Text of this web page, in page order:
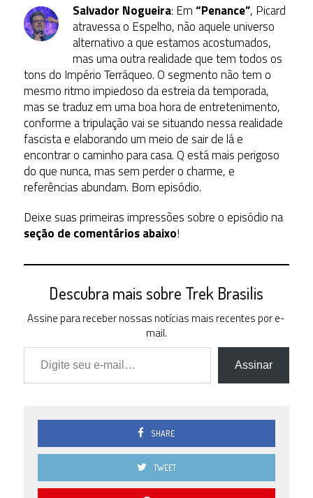
Salvador Nogueira: Em“Penance”, Picard
atravessa o Espelho, não aquele universo
alternativo a que estamos acostumados,
mas uma outra realidade que tem todos os
tons do Império Terráqueo. O segmento não tem o
mesmo ritmo impiedoso da estreia da temporada,
mas se traduz em uma boa hora de entretenimento,
conforme a tripulação vai se situando nessa realidade
fascista e elaborando um meio de sair de lá e
encontrar o caminho para casa. Q está mais perigoso
do que nunca, mas sem perder o charme, e
referências abundam. Bom episódio.
Deixe suas primeiras impressões sobre o episódio na
seção de comentários abaixo!
Descubra mais sobre Trek Brasilis
Assine para receber nossas notícias mais recentes por e-
mail.
Digite seu e-mail…
Assinar
SHARE
TWEET